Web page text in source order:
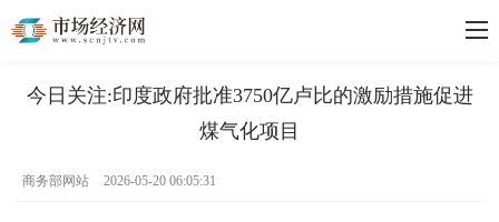
今日关注:印度政府批准3750亿卢比的激励措施促进
煤气化项目
商务部网站 2026-05-20 06:05:31